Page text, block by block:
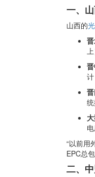
一、
山西的
计
“以前用
EPC总
二、